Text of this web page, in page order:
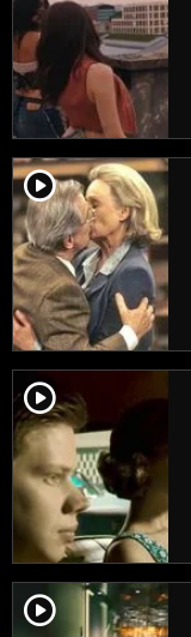
player2
player2
player2